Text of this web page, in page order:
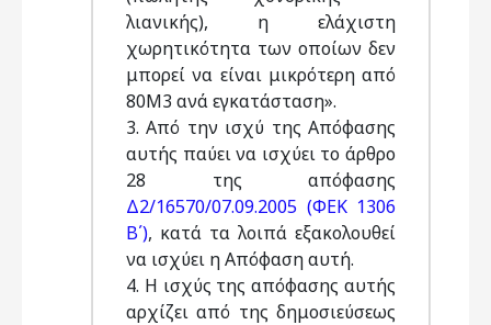
λιανικής), η ελάχιστη
χωρητικότητα των οποίων δεν
μπορεί να είναι μικρότερη από
80Μ3 ανά εγκατάσταση».
3. Από την ισχύ της Απόφασης
αυτής παύει να ισχύει το άρθρο
28 της απόφασης
Δ2/16570/07.09.2005 (ΦΕΚ 1306
Β΄), κατά τα λοιπά εξακολουθεί
να ισχύει η Απόφαση αυτή.
4. Η ισχύς της απόφασης αυτής
αρχίζει από της δημοσιεύσεως